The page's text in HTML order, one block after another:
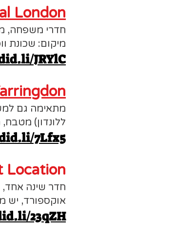
London
חדרי משפחה,
מיקום: שכונת
JRYlC
מתאימה גם
ללונדון) מטבח,
7Lfx5
Location
חדר שינה אחד,
אוקספורד, יש
23qZH